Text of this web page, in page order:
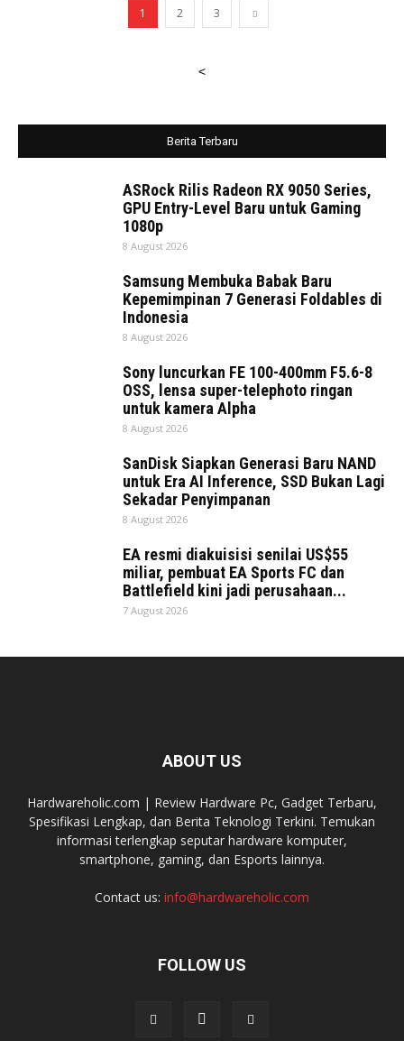
1 2 3
<
Berita Terbaru
ASRock Rilis Radeon RX 9050 Series,
GPU Entry-Level Baru untuk Gaming
1080p
8 August 2026
Samsung Membuka Babak Baru
Kepemimpinan 7 Generasi Foldables di
Indonesia
8 August 2026
Sony luncurkan FE 100-400mm F5.6-8
OSS, lensa super-telephoto ringan
untuk kamera Alpha
8 August 2026
SanDisk Siapkan Generasi Baru NAND
untuk Era AI Inference, SSD Bukan Lagi
Sekadar Penyimpanan
8 August 2026
EA resmi diakuisisi senilai US$55
miliar, pembuat EA Sports FC dan
Battlefield kini jadi perusahaan...
7 August 2026
ABOUT US
Hardwareholic.com | Review Hardware Pc, Gadget Terbaru,
Spesifikasi Lengkap, dan Berita Teknologi Terkini. Temukan
informasi terlengkap seputar hardware komputer,
smartphone, gaming, dan Esports lainnya.
Contact us: info@hardwareholic.com
FOLLOW US